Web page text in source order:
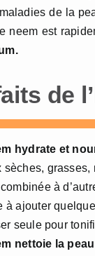
de la
neem est
de
hydrate et
sèches,
combinée à
à ajouter
seule pour
nettoie la peau